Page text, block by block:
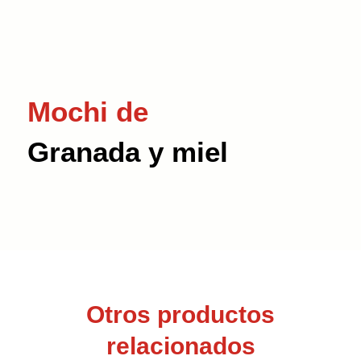
Mochi de
Granada y miel
Otros productos
relacionados